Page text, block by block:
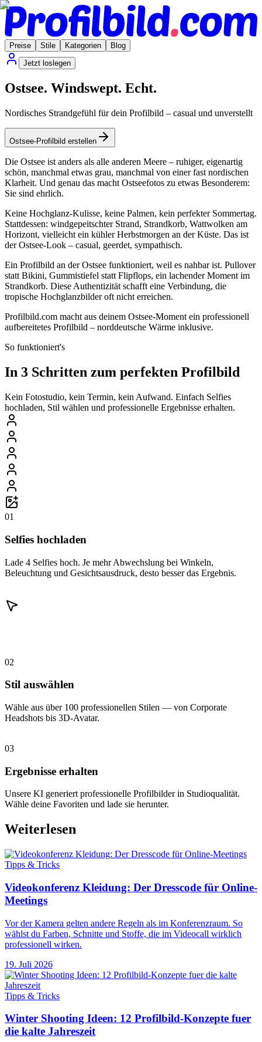
Preise Stile Kategorien
Blog
Jetzt loslegen
Ostsee. Windswept. Echt.
Nordisches Strandgefühl für dein Profilbild – casual und unverstellt
Ostsee-Profilbild erstellen
Die Ostsee ist anders als alle anderen Meere – ruhiger, eigenartig
schön, manchmal etwas grau, manchmal von einer fast nordischen
Klarheit. Und genau das macht Ostseefotos zu etwas Besonderem:
Sie sind ehrlich.
Keine Hochglanz-Kulisse, keine Palmen, kein perfekter Sommertag.
Stattdessen: windgepeitschter Strand, Strandkorb, Wattwolken am
Horizont, vielleicht ein kühler Herbstmorgen an der Küste. Das ist
der Ostsee-Look – casual, geerdet, sympathisch.
Ein Profilbild an der Ostsee funktioniert, weil es nahbar ist. Pullover
statt Bikini, Gummistiefel statt Flipflops, ein lachender Moment im
Strandkorb. Diese Authentizität schafft eine Verbindung, die
tropische Hochglanzbilder oft nicht erreichen.
Profilbild.com macht aus deinem Ostsee-Moment ein professionell
aufbereitetes Profilbild – norddeutsche Wärme inklusive.
So funktioniert's
In 3 Schritten zum perfekten Profilbild
Kein Fotostudio, kein Termin, kein Aufwand. Einfach Selfies
hochladen, Stil wählen und professionelle Ergebnisse erhalten.
01
Selfies hochladen
Lade 4 Selfies hoch. Je mehr Abwechslung bei Winkeln,
Beleuchtung und Gesichtsausdruck, desto besser das Ergebnis.
02
Stil auswählen
Wähle aus über 100 professionellen Stilen — von Corporate
Headshots bis 3D-Avatar.
03
Ergebnisse erhalten
Unsere KI generiert professionelle Profilbilder in Studioqualität.
Wähle deine Favoriten und lade sie herunter.
Weiterlesen
Tipps & Tricks
Videokonferenz Kleidung: Der Dresscode für Online-
Meetings
Vor der Kamera gelten andere Regeln als im Konferenzraum. So
wählst du Farben, Schnitte und Stoffe, die im Videocall wirklich
professionell wirken.
19. Juli 2026
Tipps & Tricks
Winter Shooting Ideen: 12 Profilbild-Konzepte fuer
die kalte Jahreszeit